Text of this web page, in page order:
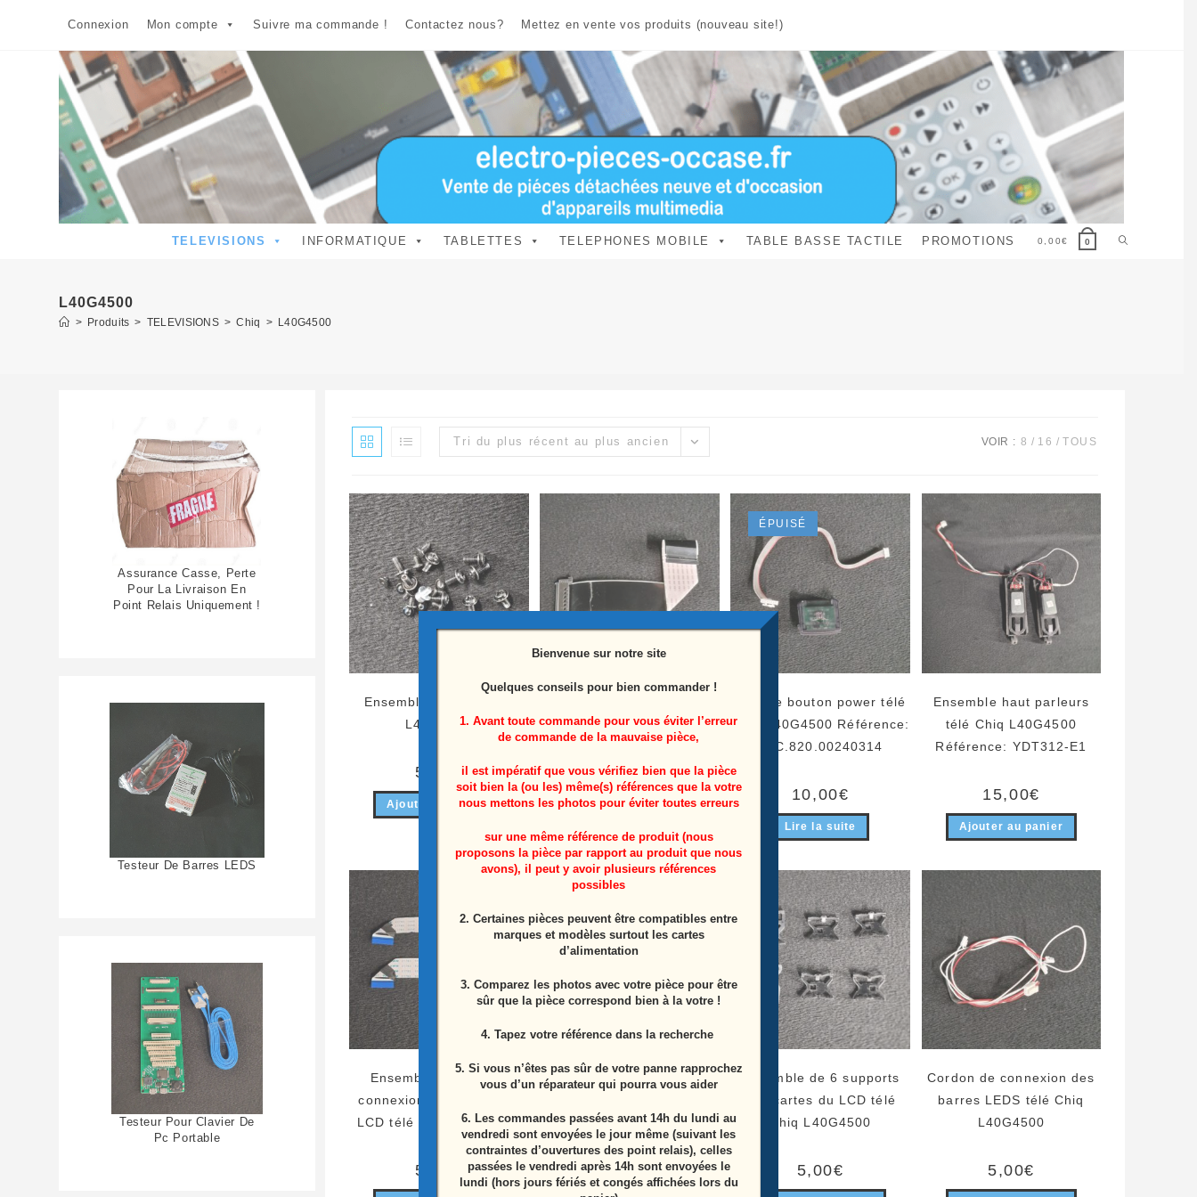
Connexion Mon compte Suivre ma commande ! Contactez nous? Mettez en vente vos produits (nouveau site!)
TELEVISIONS INFORMATIQUE TABLETTES TELEPHONES MOBILE TABLE BASSE TACTILE PROMOTIONS 0,00€ 0 Toggle
L40G4500
> Produits > TELEVISIONS > Chiq > L40G4500
Tri du plus récent au plus ancien VOIR : 8 16 TOUS
Ensemble vis télé Chiq
L40G4500
5,00 €
Ajouter au panier
L40G4500
10,00€
Ajouter au panier
ÉPUISÉ
Module bouton power télé
Chiq L40G4500 Référence:
JUC.820.00240314
10,00€
Lire la suite
Ensemble haut parleurs
télé Chiq L40G4500
Référence: YDT312-E1
15,00€
Ajouter au panier
Ensemble nappes de
connexion des cartes du
LCD télé Chiq L40G4500
5,00
Ensemble de 4 supports
L40G4500
5,00€
Ensemble de 6 supports
des cartes du LCD télé
Chiq L40G4500
5,00€
Cordon de connexion des
barres LEDS télé Chiq
L40G4500
5,00€
Assurance Casse, Perte
Pour La Livraison En
Point Relais Uniquement !
Testeur De Barres LEDS
Testeur Pour Clavier De
Pc Portable
Bienvenue sur notre site
Quelques conseils pour bien commander !
1. Avant toute commande pour vous éviter l’erreur
de commande de la mauvaise pièce,
il est impératif que vous vérifiez bien que la pièce
soit bien la (ou les) même(s) références que la votre
nous mettons les photos pour éviter toutes erreurs
sur une même référence de produit (nous
proposons la pièce par rapport au produit que nous
avons), il peut y avoir plusieurs références
possibles
2. Certaines pièces peuvent être compatibles entre
marques et modèles surtout les cartes
d’alimentation
3. Comparez les photos avec votre pièce pour être
sûr que la pièce correspond bien à la votre !
4. Tapez votre référence dans la recherche
5. Si vous n’êtes pas sûr de votre panne rapprochez
vous d’un réparateur qui pourra vous aider
6. Les commandes passées avant 14h du lundi au
vendredi sont envoyées le jour même (suivant les
contraintes d’ouvertures des point relais), celles
passées le vendredi après 14h sont envoyées le
lundi (hors jours fériés et congés affichées lors du